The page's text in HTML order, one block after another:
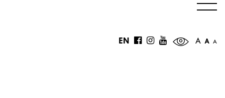
A A A
EN